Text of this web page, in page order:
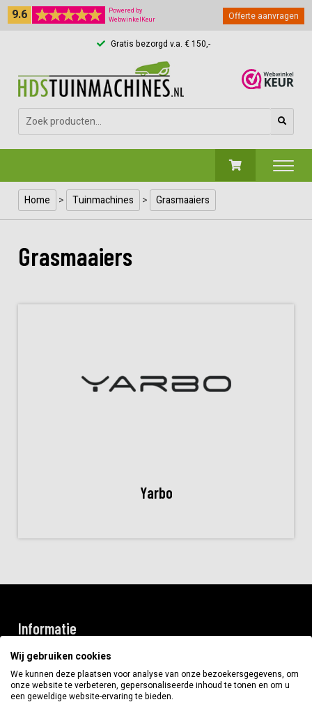
Gratis bezorgd v.a. € 150,-
9.6
Powered by
WebwinkelKeur
Offerte aanvragen
Zoeken
naar:
Home > Tuinmachines > Grasmaaiers
Grasmaaiers
Yarbo
Informatie
Betaalmethodes
Verzenden & retouren
Garantie & klachten
Wij gebruiken cookies
We kunnen deze plaatsen voor analyse van onze bezoekersgegevens, om
onze website te verbeteren, gepersonaliseerde inhoud te tonen en om u
een geweldige website-ervaring te bieden.